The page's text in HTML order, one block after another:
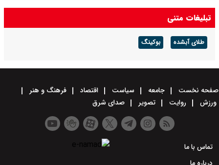
چقدر است؟
سیاست اقتصاد
فرهنگ و هنر
صدای شرق